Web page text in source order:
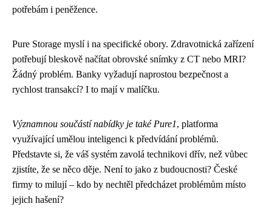
potřebám i peněžence.
Pure Storage myslí i na specifické obory. Zdravotnická zařízení
potřebují bleskově načítat obrovské snímky z CT nebo MRI?
Žádný problém. Banky vyžadují naprostou bezpečnost a
rychlost transakcí? I to mají v malíčku.
Významnou součástí nabídky je také Pure1, platforma
využívající umělou inteligenci k předvídání problémů.
Představte si, že váš systém zavolá technikovi dřív, než vůbec
zjistíte, že se něco děje. Není to jako z budoucnosti? České
firmy to milují – kdo by nechtěl předcházet problémům místo
jejich hašení?